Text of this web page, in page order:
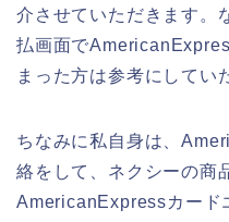
介させていただきます。
払画面で
まった方は参考にしてい
ちなみに私自身は、
絡をして、ネクシーの商
AmericanExpressカード